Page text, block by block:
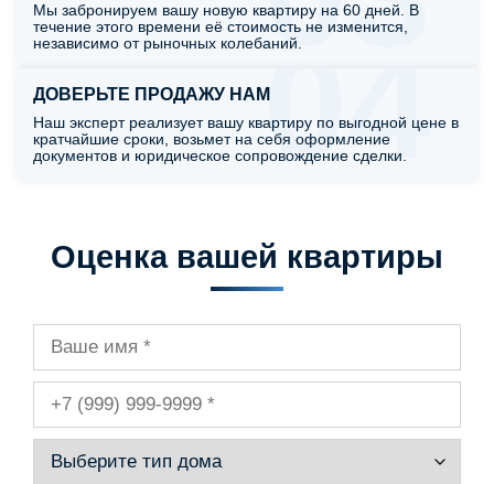
Мы забронируем вашу новую квартиру на 60 дней. В
течение этого времени её стоимость не изменится,
независимо от рыночных колебаний.
ДОВЕРЬТЕ ПРОДАЖУ НАМ
Наш эксперт реализует вашу квартиру по выгодной цене в
кратчайшие сроки, возьмет на себя оформление
документов и юридическое сопровождение сделки.
04
Оценка вашей квартиры